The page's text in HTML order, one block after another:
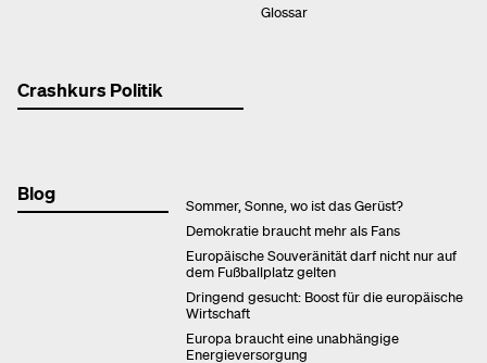
Glossar
Crashkurs Politik
Blog
Sommer, Sonne, wo ist das Gerüst?
Demokratie braucht mehr als Fans
Europäische Souveränität darf nicht nur auf
dem Fußballplatz gelten
Dringend gesucht: Boost für die europäische
Wirtschaft
Europa braucht eine unabhängige
Energieversorgung